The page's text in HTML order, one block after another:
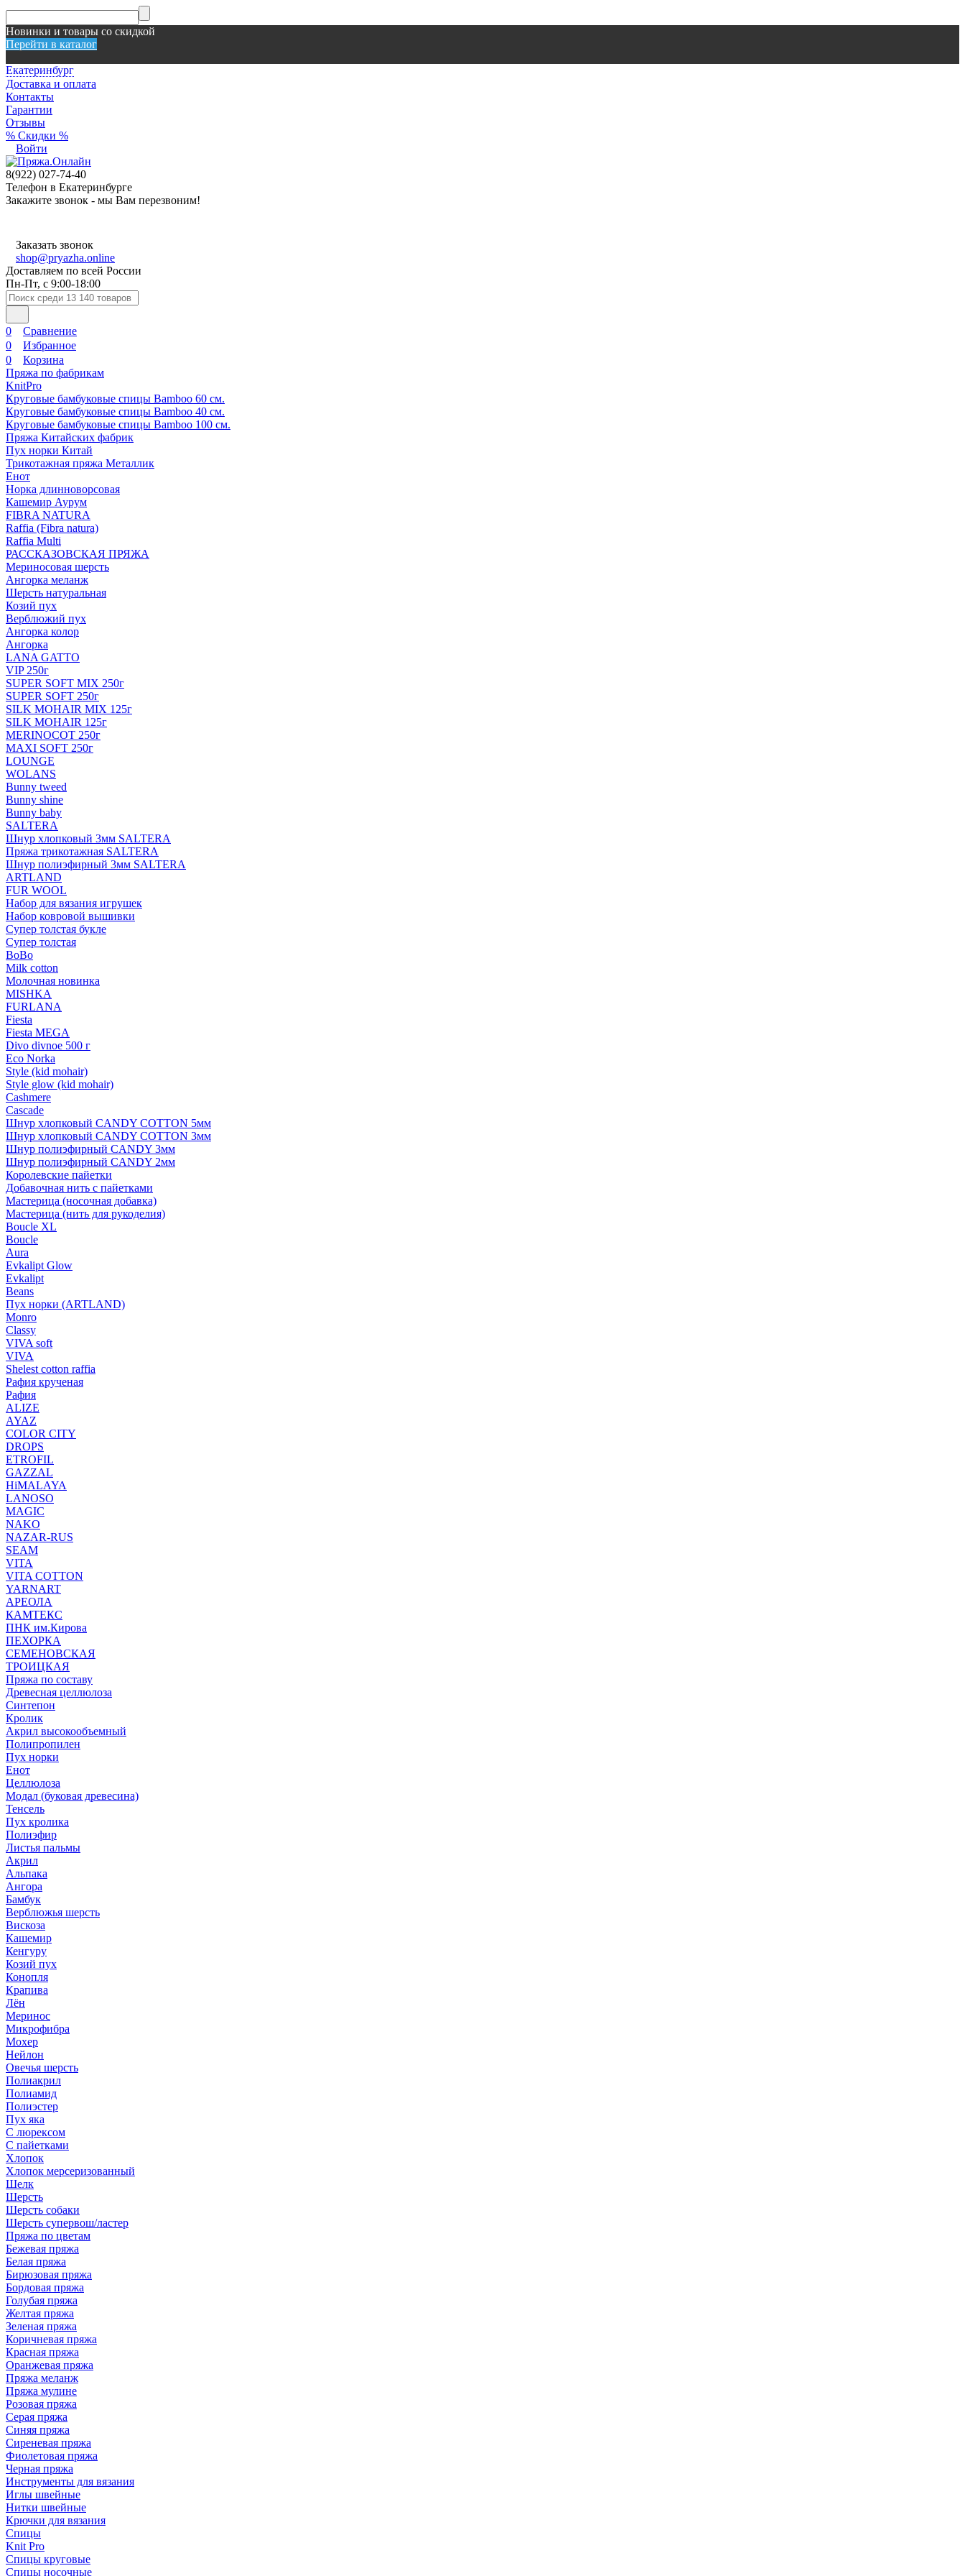
Новинки и товары со скидкой
Перейти в каталог
Екатеринбург
Доставка и оплата
Контакты
Гарантии
Отзывы
% Скидки %
Войти
8(922) 027-74-40
Телефон в Екатеринбурге
Закажите звонок - мы Вам перезвоним!
Заказать звонок
shop@pryazha.online
Доставляем по всей России
Пн-Пт, с 9:00-18:00
0
Сравнение
0
Избранное
0
Корзина
Пряжа по фабрикам
KnitPro
Круговые бамбуковые спицы Bamboo 60 см.
Круговые бамбуковые спицы Bamboo 40 см.
Круговые бамбуковые спицы Bamboo 100 см.
Пряжа Китайских фабрик
Пух норки Китай
Трикотажная пряжа Металлик
Енот
Норка длинноворсовая
Кашемир Аурум
FIBRA NATURA
Raffia (Fibra natura)
Raffia Multi
РАССКАЗОВСКАЯ ПРЯЖА
Мериносовая шерсть
Ангорка меланж
Шерсть натуральная
Козий пух
Верблюжий пух
Ангорка колор
Ангорка
LANA GATTO
VIP 250г
SUPER SOFT MIX 250г
SUPER SOFT 250г
SILK MOHAIR MIX 125г
SILK MOHAIR 125г
MERINOCOT 250г
MAXI SOFT 250г
LOUNGE
WOLANS
Bunny tweed
Bunny shine
Bunny baby
SALTERA
Шнур хлопковый 3мм SALTERA
Пряжа трикотажная SALTERA
Шнур полиэфирный 3мм SALTERA
ARTLAND
FUR WOOL
Набор для вязания игрушек
Набор ковровой вышивки
Супер толстая букле
Супер толстая
BoBo
Milk cotton
Молочная новинка
MISHKA
FURLANA
Fiesta
Fiesta MEGA
Divo divnoe 500 г
Eco Norka
Style (kid mohair)
Style glow (kid mohair)
Cashmere
Cascade
Шнур хлопковый CANDY COTTON 5мм
Шнур хлопковый CANDY COTTON 3мм
Шнур полиэфирный CANDY 3мм
Шнур полиэфирный CANDY 2мм
Королевские пайетки
Добавочная нить с пайетками
Мастерица (носочная добавка)
Мастерица (нить для рукоделия)
Boucle XL
Boucle
Aura
Evkalipt Glow
Evkalipt
Beans
Пух норки (ARTLAND)
Monro
Classy
VIVA soft
VIVA
Shelest cotton raffia
Рафия крученая
Рафия
ALIZE
AYAZ
COLOR CITY
DROPS
ETROFIL
GAZZAL
HiMALAYA
LANOSO
MAGIC
NAKO
NAZAR-RUS
SEAM
VITA
VITA COTTON
YARNART
АРЕОЛА
КАМТЕКС
ПНК им.Кирова
ПЕХОРКА
СЕМЕНОВСКАЯ
ТРОИЦКАЯ
Пряжа по составу
Древесная целлюлоза
Синтепон
Кролик
Акрил высокообъемный
Полипропилен
Пух норки
Енот
Целлюлоза
Модал (буковая древесина)
Тенсель
Пух кролика
Полиэфир
Листья пальмы
Акрил
Альпака
Ангора
Бамбук
Верблюжья шерсть
Вискоза
Кашемир
Кенгуру
Козий пух
Конопля
Крапива
Лён
Меринос
Микрофибра
Мохер
Нейлон
Овечья шерсть
Полиакрил
Полиамид
Полиэстер
Пух яка
С люрексом
С пайетками
Хлопок
Хлопок мерсеризованный
Шелк
Шерсть
Шерсть собаки
Шерсть супервош/ластер
Пряжа по цветам
Бежевая пряжа
Белая пряжа
Бирюзовая пряжа
Бордовая пряжа
Голубая пряжа
Желтая пряжа
Зеленая пряжа
Коричневая пряжа
Красная пряжа
Оранжевая пряжа
Пряжа меланж
Пряжа мулине
Розовая пряжа
Серая пряжа
Синяя пряжа
Сиреневая пряжа
Фиолетовая пряжа
Черная пряжа
Инструменты для вязания
Иглы швейные
Нитки швейные
Крючки для вязания
Спицы
Knit Pro
Спицы круговые
Спицы носочные